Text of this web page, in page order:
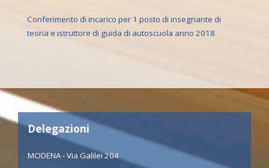
Conferimento di incarico per 1 posto di insegnante di
teoria e istruttore di guida di autoscuola anno 2018
Delegazioni
MODENA - Via Galilei 204